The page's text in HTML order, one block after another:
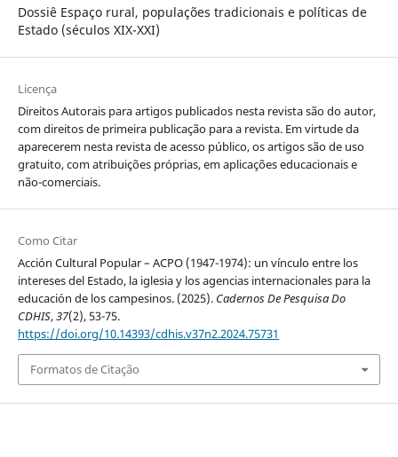
Dossiê Espaço rural, populações tradicionais e políticas de
Estado (séculos XIX-XXI)
Licença
Direitos Autorais para artigos publicados nesta revista são do autor,
com direitos de primeira publicação para a revista. Em virtude da
aparecerem nesta revista de acesso público, os artigos são de uso
gratuito, com atribuições próprias, em aplicações educacionais e
não-comerciais.
Como Citar
Acción Cultural Popular – ACPO (1947-1974): un vínculo entre los
intereses del Estado, la iglesia y los agencias internacionales para la
educación de los campesinos. (2025). Cadernos De Pesquisa Do
CDHIS,37(2), 53-75.
https://doi.org/10.14393/cdhis.v37n2.2024.75731
Formatos de Citação